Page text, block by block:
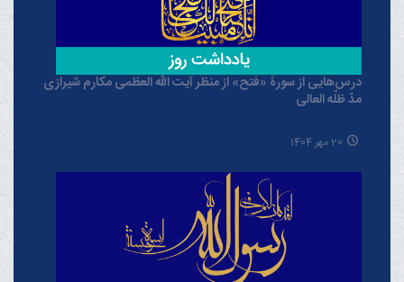
درس‌هایی از سورۀ «فتح» از منظر آیت الله العظمی مکارم شیرازی
مدّ ظلّه العالی
20 مهر 1404